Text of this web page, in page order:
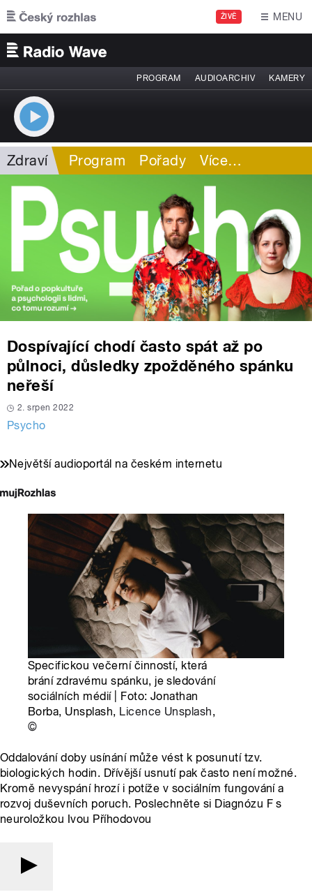
Přejít k hlavnímu obsahu
ŽIVĚ MENU
PROGRAM AUDIOARCHIV KAMERY
Zdraví Program Pořady Více…
Dospívající chodí často spát až po
půlnoci, důsledky zpožděného spánku
neřeší
2. srpen 2022
Psycho
Největší audioportál na českém internetu
Specifickou večerní činností, která
brání zdravému spánku, je sledování
sociálních médií | Foto: Jonathan
Borba, Unsplash, Licence Unsplash,
©
Oddalování doby usínání může vést k posunutí tzv.
biologických hodin. Dřívější usnutí pak často není možné.
Kromě nevyspání hrozí i potíže v sociálním fungování a
rozvoj duševních poruch. Poslechněte si Diagnózu F s
neuroložkou Ivou Příhodovou